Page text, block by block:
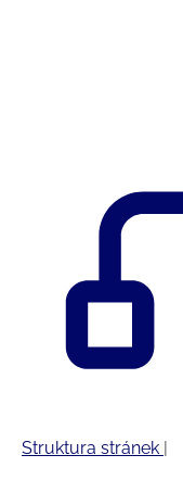
Struktura stránek |